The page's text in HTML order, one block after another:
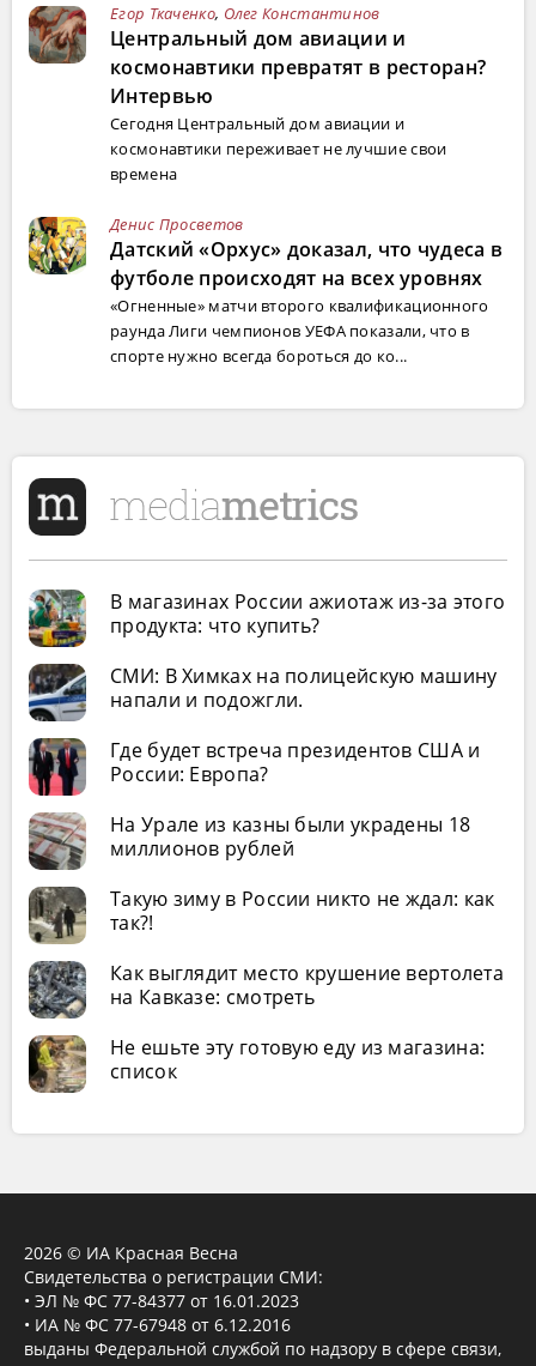
Егор Ткаченко, Олег Константинов
Центральный дом авиации и
космонавтики превратят в ресторан?
Интервью
Сегодня Центральный дом авиации и
космонавтики переживает не лучшие свои
времена
Денис Просветов
Датский «Орхус» доказал, что чудеса в
футболе происходят на всех уровнях
«Огненные» матчи второго квалификационного
раунда Лиги чемпионов УЕФА показали, что в
спорте нужно всегда бороться до ко...
В магазинах России ажиотаж из-за этого
продукта: что купить?
СМИ: В Химках на полицейскую машину
напали и подожгли.
Где будет встреча президентов США и
России: Европа?
На Урале из казны были украдены 18
миллионов рублей
Такую зиму в России никто не ждал: как
так?!
Как выглядит место крушение вертолета
на Кавказе: смотреть
Не ешьте эту готовую еду из магазина:
список
2026 © ИА Красная Весна
Свидетельства о регистрации СМИ:
• ЭЛ № ФС 77-84377 от 16.01.2023
• ИА № ФС 77-67948 от 6.12.2016
выданы Федеральной службой по надзору в сфере связи,